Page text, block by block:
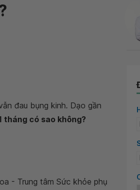
đau bụng kinh. Dạo gần
tháng có sao không?
- Trung tâm Sức khỏe phụ